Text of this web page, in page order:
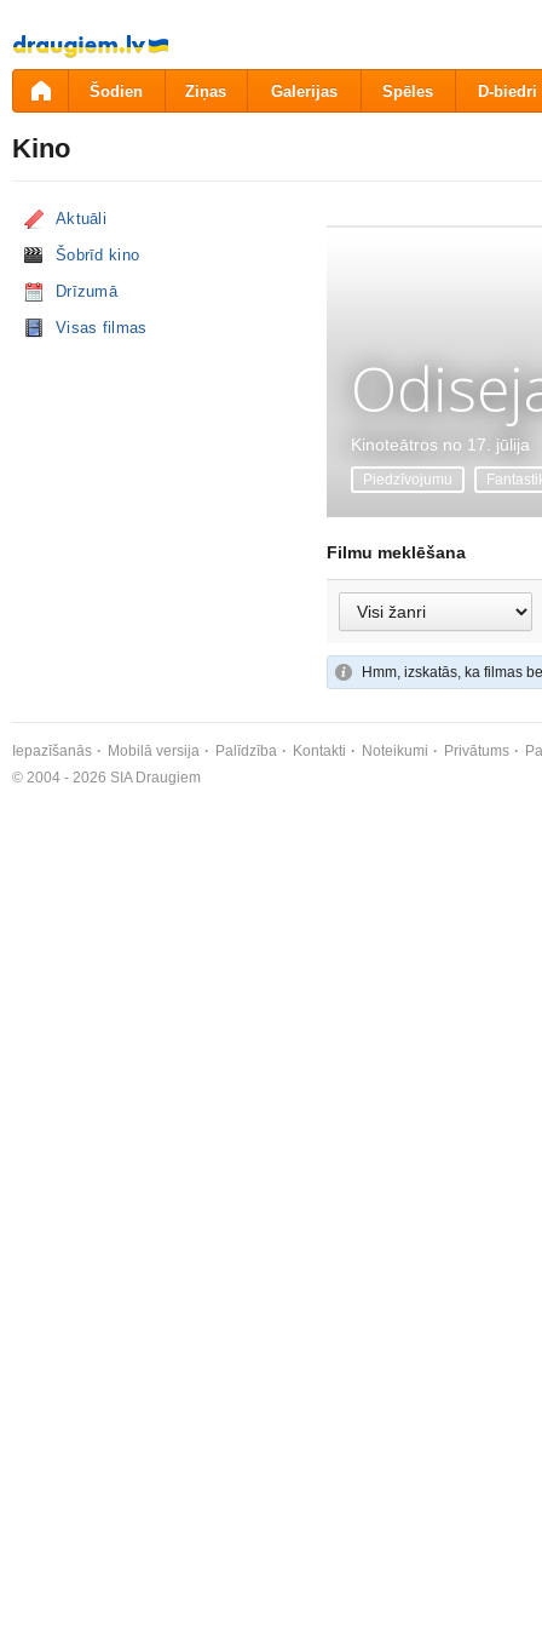
Pāriet
uz
saturu
Šodien Ziņas Galerijas Spēles D-biedri
Kino
Aktuāli
Šobrīd kino
Drīzumā
Visas filmas
Kinoteātros no 17. jūlija
Piedzīvojumu
Filmu meklēšana
Hmm, izskatās, ka filmas
Iepazīšanās Mobilā versija Palīdzība Kontakti Noteikumi Privātums
© 2004 - 2026 SIA Draugiem